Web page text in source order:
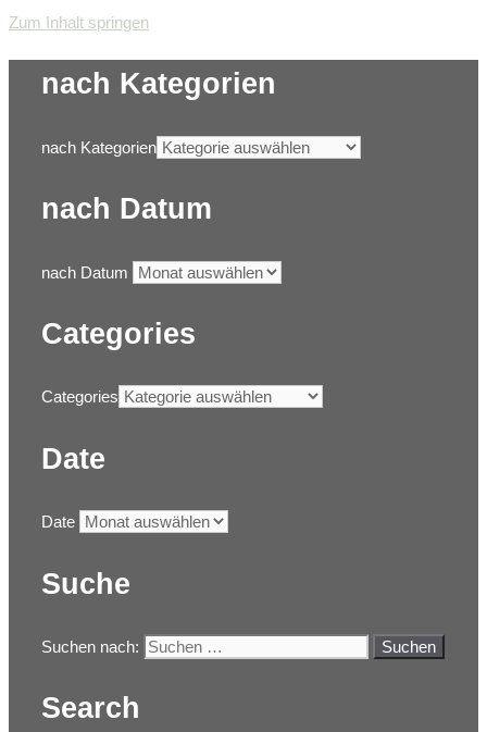
Zum Inhalt springen
nach Kategorien
nach Kategorien
nach Datum
nach Datum
Categories
Categories
Date
Date
Suche
Suchen nach:
Search